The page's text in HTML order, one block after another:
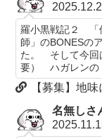
羅小黒戦記２ 「
師」のBONESの
た。 そして今回
要） ハガレンの
【募集】地
名無しさ